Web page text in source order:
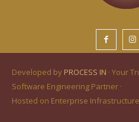
Developed by PROCESS IN · Your
Software Engineering Partner ·
Hosted on Enterprise